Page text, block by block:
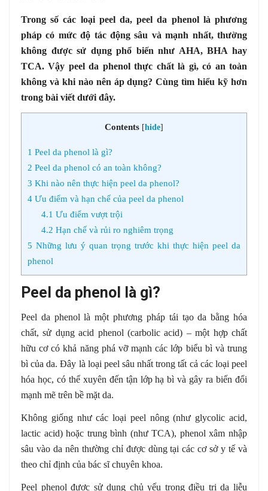
Trong số các loại peel da, peel da phenol là phương
pháp có mức độ tác động sâu và mạnh nhất, thường
không được sử dụng phổ biến như AHA, BHA hay
TCA. Vậy peel da phenol thực chất là gì, có an toàn
không và khi nào nên áp dụng? Cùng tìm hiểu kỹ hơn
trong bài viết dưới đây.
Contents [hide]
1 Peel da phenol là gì?
2 Peel da phenol có an toàn không?
3 Khi nào nên thực hiện peel da phenol?
4 Ưu điểm và hạn chế của peel da phenol
4.1 Ưu điểm vượt trội
4.2 Hạn chế và rủi ro nghiêm trọng
5 Những lưu ý quan trọng trước khi thực hiện peel da
phenol
Peel da phenol là gì?
Peel da phenol là một phương pháp tái tạo da bằng hóa
chất, sử dụng acid phenol (carbolic acid) – một hợp chất
hữu cơ có khả năng phá vỡ mạnh các lớp biểu bì và trung
bì của da. Đây là loại peel sâu nhất trong tất cả các loại peel
hóa học, có thể xuyên đến tận lớp hạ bì và gây ra biến đổi
mạnh mẽ trên bề mặt da.
Không giống như các loại peel nông (như glycolic acid,
lactic acid) hoặc trung bình (như TCA), phenol xâm nhập
sâu vào da nên thường chỉ được dùng tại các cơ sở y tế và
theo chỉ định của bác sĩ chuyên khoa.
Peel phenol được sử dụng chủ yếu trong điều trị da liễu